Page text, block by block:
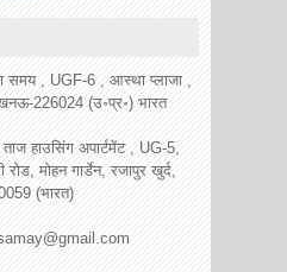
समय , UGF-6 , आस्था प्लाजा ,
226024 (उ॰प्र॰) भारत
ताज हाउसिंग अपार्टमेंट , UG-5,
मोहन गार्डेन, रजापुर खुर्द,
(भारत)